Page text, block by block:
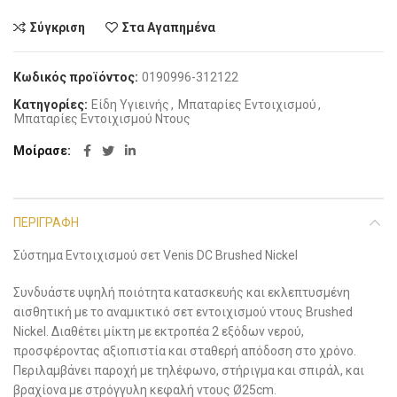
Σύγκριση Στα Αγαπημένα
Κωδικός προϊόντος: 0190996-312122
Κατηγορίες: Είδη Υγιεινής, Μπαταρίες Εντοιχισμού,
Μπαταρίες Εντοιχισμού Ντους
Μοίρασε
ΠΕΡΙΓΡΑΦΉ
Σύστημα Εντοιχισμού σετ Venis DC Brushed Nickel
Συνδυάστε υψηλή ποιότητα κατασκευής και εκλεπτυσμένη
αισθητική με το αναμικτικό σετ εντοιχισμού ντους Brushed
Nickel. Διαθέτει μίκτη με εκτροπέα 2 εξόδων νερού,
προσφέροντας αξιοπιστία και σταθερή απόδοση στο χρόνο.
Περιλαμβάνει παροχή με τηλέφωνο, στήριγμα και σπιράλ, και
βραχίονα με στρόγγυλη κεφαλή ντους Ø25cm.